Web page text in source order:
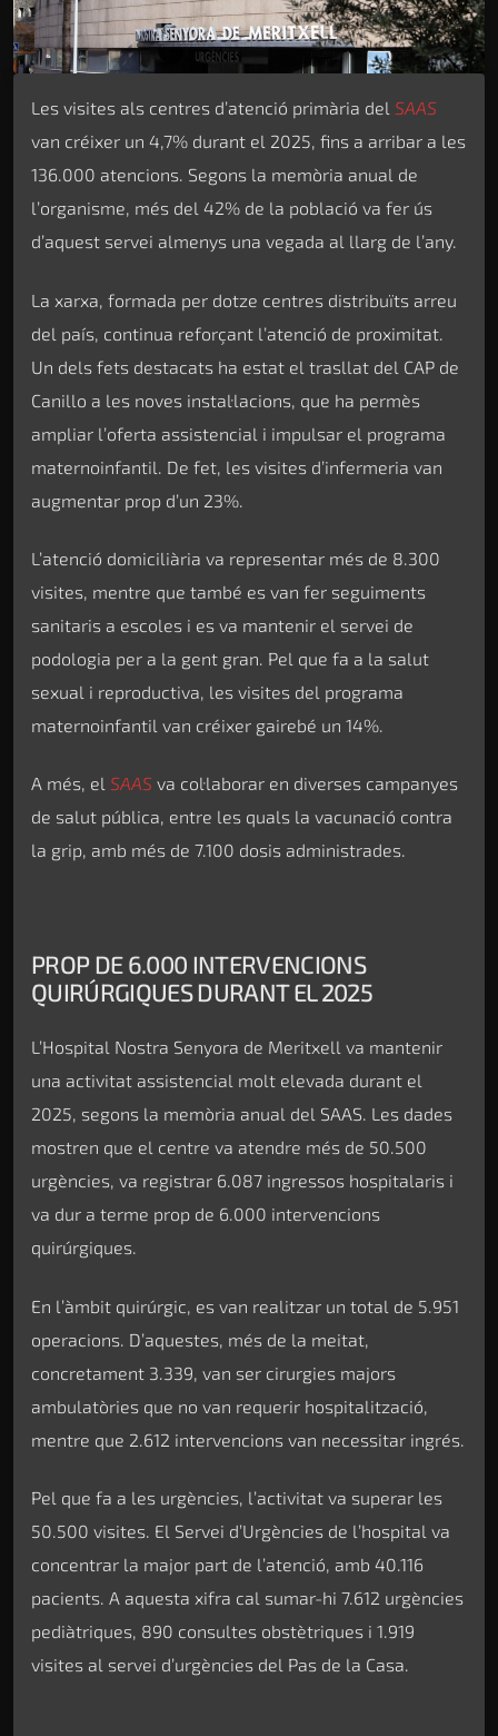
Les visites als centres d’atenció primària del SAAS
van créixer un 4,7% durant el 2025, fins a arribar a les
136.000 atencions. Segons la memòria anual de
l’organisme, més del 42% de la població va fer ús
d’aquest servei almenys una vegada al llarg de l’any.
La xarxa, formada per dotze centres distribuïts arreu
del país, continua reforçant l’atenció de proximitat.
Un dels fets destacats ha estat el trasllat del CAP de
Canillo a les noves instal·lacions, que ha permès
ampliar l’oferta assistencial i impulsar el programa
maternoinfantil. De fet, les visites d’infermeria van
augmentar prop d’un 23%.
L’atenció domiciliària va representar més de 8.300
visites, mentre que també es van fer seguiments
sanitaris a escoles i es va mantenir el servei de
podologia per a la gent gran. Pel que fa a la salut
sexual i reproductiva, les visites del programa
maternoinfantil van créixer gairebé un 14%.
A més, el SAAS va col·laborar en diverses campanyes
de salut pública, entre les quals la vacunació contra
la grip, amb més de 7.100 dosis administrades.
PROP DE 6.000 INTERVENCIONS
QUIRÚRGIQUES DURANT EL 2025
L’Hospital Nostra Senyora de Meritxell va mantenir
una activitat assistencial molt elevada durant el
2025, segons la memòria anual del SAAS. Les dades
mostren que el centre va atendre més de 50.500
urgències, va registrar 6.087 ingressos hospitalaris i
va dur a terme prop de 6.000 intervencions
quirúrgiques.
En l’àmbit quirúrgic, es van realitzar un total de 5.951
operacions. D’aquestes, més de la meitat,
concretament 3.339, van ser cirurgies majors
ambulatòries que no van requerir hospitalització,
mentre que 2.612 intervencions van necessitar ingrés.
Pel que fa a les urgències, l’activitat va superar les
50.500 visites. El Servei d’Urgències de l’hospital va
concentrar la major part de l’atenció, amb 40.116
pacients. A aquesta xifra cal sumar-hi 7.612 urgències
pediàtriques, 890 consultes obstètriques i 1.919
visites al servei d’urgències del Pas de la Casa.